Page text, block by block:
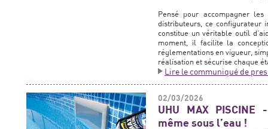
Pensé pour accompagner
distributeurs, ce configurateur
constitue un véritable outil
moment, il facilite la
réglementations en vigueur,
réalisation et sécurise chaque
Lire le communiqué de
02/03/2026
UHU MAX
même sous l’eau !